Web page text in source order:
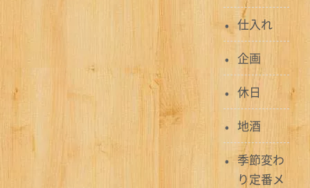
仕入れ
企画
休日
地酒
季節変わ
り定番メ